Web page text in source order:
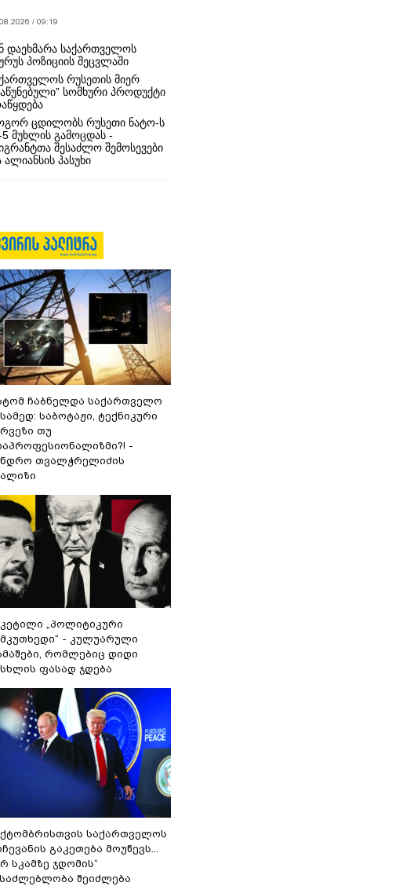
/ 09:19
დაეხმარა საქართველოს
პოზიციის შეცვლაში
რუსეთის მიერ
სომხური პროდუქტი
ცდილობს რუსეთი ნატო-ს
5 მუხლის გამოცდას -
შესაძლო შემოსევები
ალიანსის პასუხი
ჩაბნელდა საქართველო
საბოტაჟი, ტექნიკური
თუ
-
თვალჭრელიძის
„პოლიტიკური
- კულუარული
რომლებიც დიდი
ფასად ჯდება
საქართველოს
გაკეთება მოუწევს...
სკამზე ჯდომის“
შეიძლება